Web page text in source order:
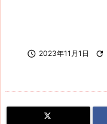
 2023年11月1日 